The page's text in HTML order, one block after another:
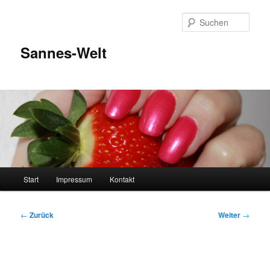
Sannes-Welt
Start Impressum Kontakt
Beitragsnavigation
← Zurück Weiter →